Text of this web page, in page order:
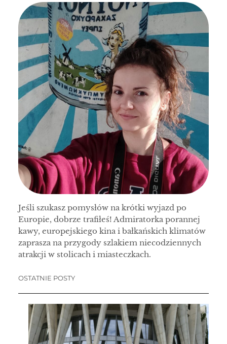
Jeśli szukasz pomysłów na krótki wyjazd po
Europie, dobrze trafiłeś! Admiratorka porannej
kawy, europejskiego kina i bałkańskich klimatów
zaprasza na przygody szlakiem niecodziennych
atrakcji w stolicach i miasteczkach.
OSTATNIE POSTY